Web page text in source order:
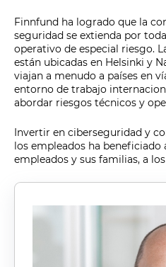
Finnfund ha logrado que la
seguridad se extienda por
operativo de especial riesgo.
están ubicadas en Helsinki y
viajan a menudo a países en
entorno de trabajo
abordar riesgos técnicos y
Invertir en ciberseguridad y
los empleados ha beneficiado
empleados y sus familias, a